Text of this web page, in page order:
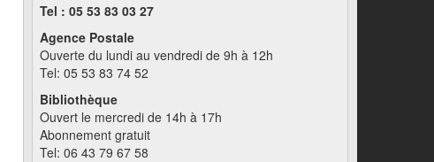
Tel : 05 53 83 03 27
Agence Postale
Ouverte du lundi au vendredi de 9h à 12h
Tel: 05 53 83 74 52
Bibliothèque
Ouvert le mercredi de 14h à 17h
Abonnement gratuit
Tel: 06 43 79 67 58